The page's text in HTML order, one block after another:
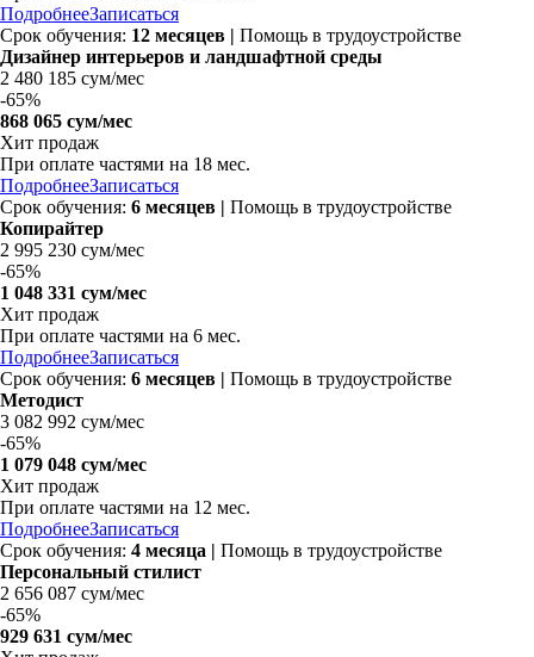
ПодробнееЗаписаться
Срок обучения: 12 месяцев | Помощь в трудоустройстве
Дизайнер интерьеров и ландшафтной среды
2 480 185 сум/мес
-65%
868 065 сум/мес
Хит продаж
При оплате частями на 18 мес.
ПодробнееЗаписаться
Срок обучения: 6 месяцев | Помощь в трудоустройстве
Копирайтер
2 995 230 сум/мес
-65%
1 048 331 сум/мес
Хит продаж
При оплате частями на 6 мес.
ПодробнееЗаписаться
Срок обучения: 6 месяцев | Помощь в трудоустройстве
Методист
3 082 992 сум/мес
-65%
1 079 048 сум/мес
Хит продаж
При оплате частями на 12 мес.
ПодробнееЗаписаться
Срок обучения: 4 месяца | Помощь в трудоустройстве
Персональный стилист
2 656 087 сум/мес
-65%
929 631 сум/мес